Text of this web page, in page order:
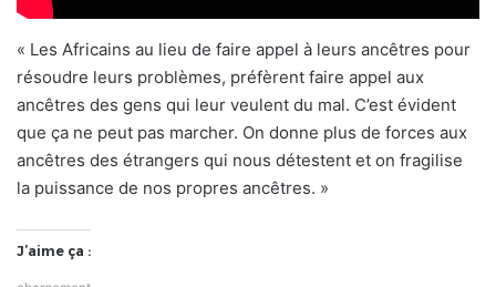
« Les Africains au lieu de faire appel à leurs ancêtres pour
résoudre leurs problèmes, préfèrent faire appel aux
ancêtres des gens qui leur veulent du mal. C’est évident
que ça ne peut pas marcher. On donne plus de forces aux
ancêtres des étrangers qui nous détestent et on fragilise
la puissance de nos propres ancêtres. »
J’aime ça :